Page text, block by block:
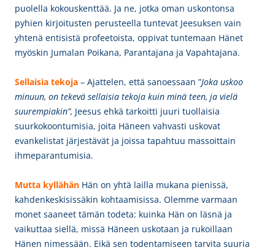
puolella kokouskenttää. Ja ne, jotka oman uskontonsa
pyhien kirjoitusten perusteella tuntevat Jeesuksen vain
yhtenä entisistä profeetoista, oppivat tuntemaan Hänet
myöskin Jumalan Poikana, Parantajana ja Vapahtajana.
Sellaisia tekoja – Ajattelen, että sanoessaan ”Joka uskoo
minuun, on tekevä sellaisia tekoja kuin minä teen, ja vielä
suurempiakin”, Jeesus ehkä tarkoitti juuri tuollaisia
suurkokoontumisia, joita Häneen vahvasti uskovat
evankelistat järjestävät ja joissa tapahtuu massoittain
ihmeparantumisia.
Mutta kyllähän Hän on yhtä lailla mukana pienissä,
kahdenkeskisissäkin kohtaamisissa. Olemme varmaan
monet saaneet tämän todeta: kuinka Hän on läsnä ja
vaikuttaa siellä, missä Häneen uskotaan ja rukoillaan
Hänen nimessään. Eikä sen todentamiseen tarvita suuria